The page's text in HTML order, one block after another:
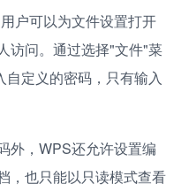
户可以为文件设置打开
访问。通过选择"文件"菜
定义的密码，只有输入
外，WPS还允许设置编
，也只能以只读模式查看